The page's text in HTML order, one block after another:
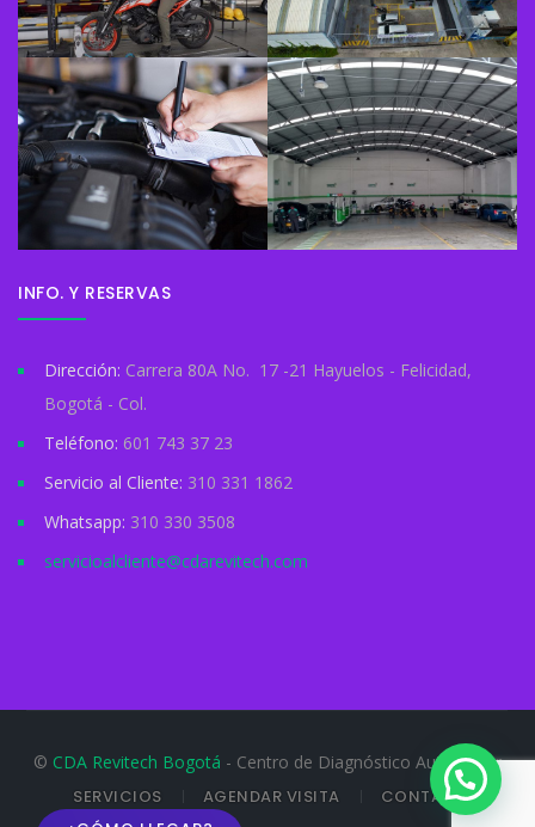
INFO. Y RESERVAS
Dirección: Carrera 80A No. 17 -21 Hayuelos - Felicidad,
Bogotá - Col.
Teléfono: 601 743 37 23
Servicio al Cliente: 310 331 1862
Whatsapp: 310 330 3508
servicioalcliente@cdarevitech.com
© CDA Revitech Bogotá - Centro de Diagnóstico Automotor
SERVICIOS
AGENDAR VISITA CONTACTO